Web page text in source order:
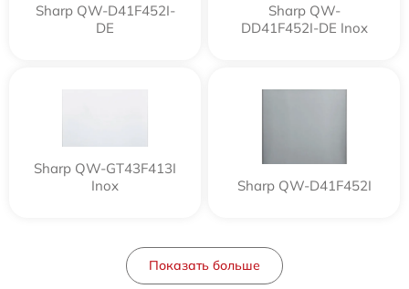
Sharp QW-D41F452I-
DE
Sharp QW-
DD41F452I-DE Inox
Sharp QW-GT43F413I
Inox
Sharp QW-D41F452I
Показать больше